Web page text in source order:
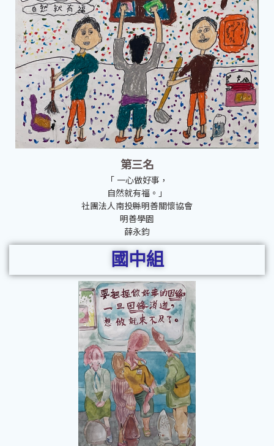
第三名
「 一心做好事，
自然就有福。」
社團法人南投縣明善關懷協會
明善學園
薛永鈞
國中組